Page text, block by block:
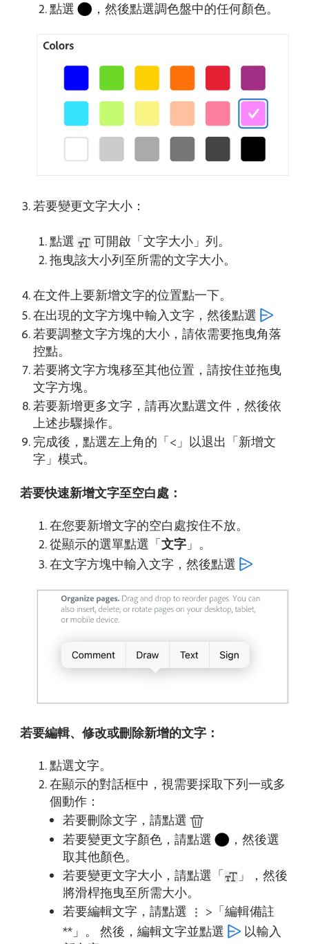
點選
，然後點選調色盤中的任何顏色。
若要變更文字大小：
點選
可開啟「文字大小」列。
拖曳該大小列至所需的文字大小。
在文件上要新增文字的位置點一下。
在出現的文字方塊中輸入文字，然後點選
若要調整文字方塊的大小，請依需要拖曳角落
控點。
若要將文字方塊移至其他位置，請按住並拖曳
文字方塊。
若要新增更多文字，請再次點選文件，然後依
上述步驟操作。
完成後，點選左上角的「<」以退出「新增文
字」模式。
若要快速新增文字至空白處：
在您要新增文字的空白處按住不放。
從顯示的選單點選「文字 」。
在文字方塊中輸入文字，然後點選
若要編輯、修改或刪除新增的文字：
點選文字。
在顯示的對話框中，視需要採取下列一或多
個動作：
若要刪除文字，請點選
若要變更文字顏色，請點選
，然後選
取其他顏色。
若要變更文字大小，請點選「
」，然後
將滑桿拖曳至所需大小。
若要編輯文字，請點選
>「編輯備註
**」。 然後，編輯文字並點選
以輸入